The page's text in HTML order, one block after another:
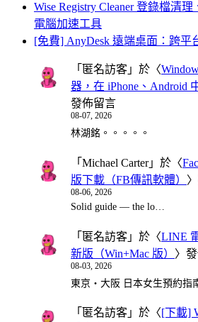
Wise Registry Cleaner 登錄檔清
電腦加速工具
[免費] AnyDesk 遠端桌面：跨平
「 匿名訪客 」於〈
器，在 iPhone、Android
發佈留言
08-07, 2026
林湖銘。。。。。
「 Michael Carter」於〈
版下載（FB傳訊軟體）
08-06, 2026
Solid guide — the lo…
「 匿名訪客 」於〈LINE
新版（Win+Mac 版） 〉
08-03, 2026
東京・大阪 日本女生預約指
「 匿名訪客 」於〈[下載]